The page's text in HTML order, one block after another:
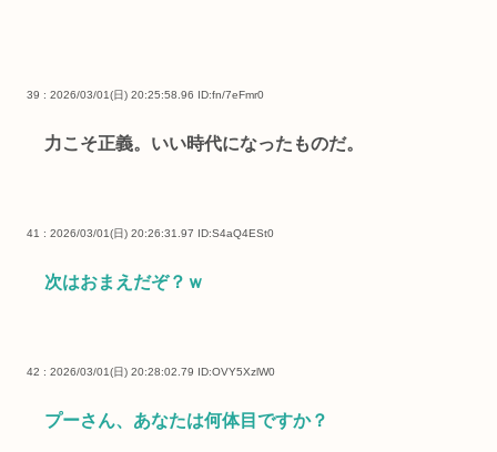
39 : 2026/03/01(日) 20:25:58.96 ID:fn/7eFmr0
力こそ正義。いい時代になったものだ。
41 : 2026/03/01(日) 20:26:31.97 ID:S4aQ4ESt0
次はおまえだぞ？ｗ
42 : 2026/03/01(日) 20:28:02.79 ID:OVY5XzlW0
プーさん、あなたは何体目ですか？